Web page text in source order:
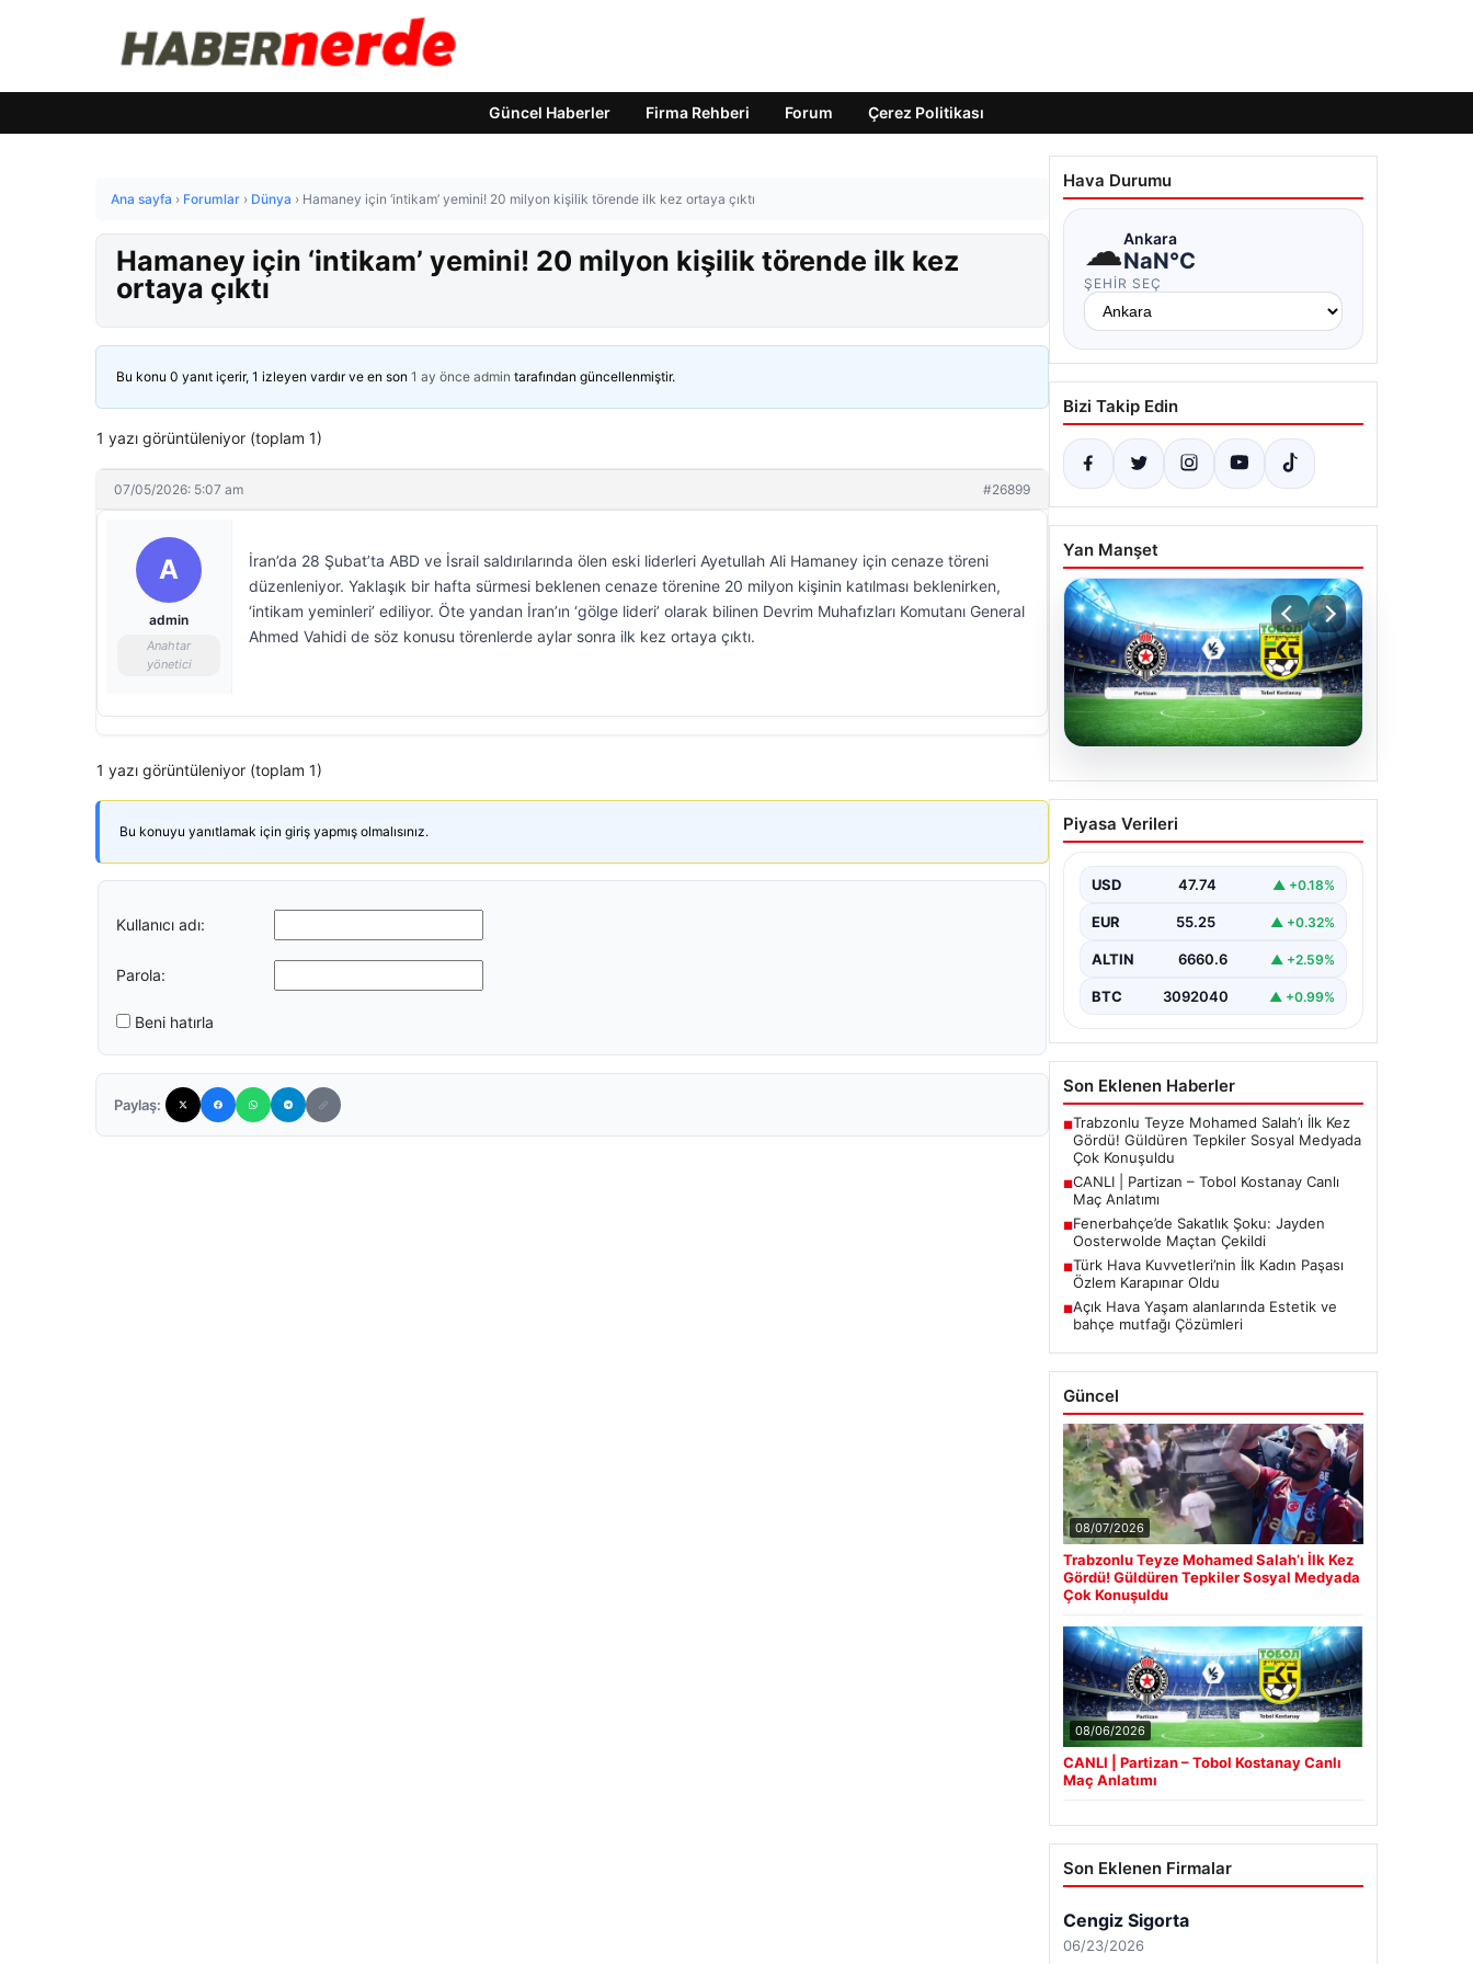
Güncel Haberler Firma Rehberi Forum Çerez Politikası
Ana sayfa › Forumlar › Dünya › Hamaney için ‘intikam’ yemini! 20 milyon kişilik törende ilk kez ortaya çıktı
Hamaney için ‘intikam’ yemini! 20 milyon kişilik törende ilk kez
ortaya çıktı
Bu konu 0 yanıt içerir, 1 izleyen vardır ve en son 1 ay önce admin tarafından güncellenmiştir.
1 yazı görüntüleniyor (toplam 1)
07/05/2026: 5:07 am #26899
A
admin
Anahtar
yönetici
İran’da 28 Şubat’ta ABD ve İsrail saldırılarında ölen eski liderleri Ayetullah Ali Hamaney için cenaze töreni
düzenleniyor. Yaklaşık bir hafta sürmesi beklenen cenaze törenine 20 milyon kişinin katılması beklenirken,
‘intikam yeminleri’ ediliyor. Öte yandan İran’ın ‘gölge lideri’ olarak bilinen Devrim Muhafızları Komutanı General
Ahmed Vahidi de söz konusu törenlerde aylar sonra ilk kez ortaya çıktı.
1 yazı görüntüleniyor (toplam 1)
Bu konuyu yanıtlamak için giriş yapmış olmalısınız.
Kullanıcı adı:
Parola:
Beni hatırla
Paylaş:
Hava Durumu
☁Ankara
NaN°C
ŞEHIR SEÇ
Bizi Takip Edin
Yan Manşet
06.08.2026
CANLI | Partizan – Tobol
Kostanay Canlı Maç
Piyasa Verileri
USD 47.74 ▲ +0.18%
EUR 55.25 ▲ +0.32%
ALTIN 6660.6 ▲ +2.59%
BTC 3092040 ▲ +0.99%
Son Eklenen Haberler
■Trabzonlu Teyze Mohamed Salah’ı İlk Kez
Gördü! Güldüren Tepkiler Sosyal Medyada
Çok Konuşuldu
■CANLI | Partizan – Tobol Kostanay Canlı
Maç Anlatımı
■Fenerbahçe’de Sakatlık Şoku: Jayden
Oosterwolde Maçtan Çekildi
■Türk Hava Kuvvetleri’nin İlk Kadın Paşası
Özlem Karapınar Oldu
■Açık Hava Yaşam alanlarında Estetik ve
bahçe mutfağı Çözümleri
Güncel
08/07/2026
Trabzonlu Teyze Mohamed Salah’ı İlk Kez
Gördü! Güldüren Tepkiler Sosyal Medyada
Çok Konuşuldu
08/06/2026
CANLI | Partizan – Tobol Kostanay Canlı
Maç Anlatımı
Son Eklenen Firmalar
Cengiz Sigorta
06/23/2026